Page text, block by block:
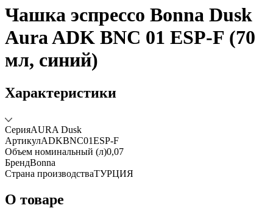
Чашка эспрессо Bonna Dusk
Aura ADK BNC 01 ESP-F (70
мл, синий)
Характеристики
СерияAURA Dusk
АртикулADKBNC01ESP-F
Объем номинальный (л)0,07
БрендBonna
Страна производстваТУРЦИЯ
О товаре